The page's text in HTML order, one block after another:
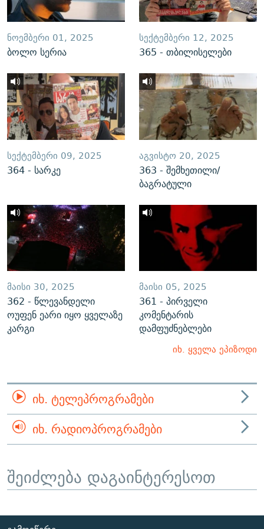
ᲜᲝᲔᲛᲑᲔᲠᲘ 01, 2025
ბოლო სერია
ᲡᲔᲥᲢᲔᲛᲑᲔᲠᲘ 12, 2025
365 - თბილისელები
ᲡᲔᲥᲢᲔᲛᲑᲔᲠᲘ 09, 2025
364 - სარკე
ᲐᲒᲕᲘᲡᲢᲝ 20, 2025
363 - შემხეთილი/
ბაგრატული
ᲛᲐᲘᲡᲘ 30, 2025
362 - წლევანდელი
ოუფენ ეარი იყო ყველაზე
კარგი
ᲛᲐᲘᲡᲘ 05, 2025
361 - პირველი
კომენტარის
დამფუძნებლები
იხ. ყველა ეპიზოდი
ᲘᲮ. ᲢᲔᲚᲔᲞᲠᲝᲒᲠᲐᲛᲔᲑᲘ
ᲘᲮ. ᲠᲐᲓᲘᲝᲞᲠᲝᲒᲠᲐᲛᲔᲑᲘ
შეიძლება დაგაინტერესოთ